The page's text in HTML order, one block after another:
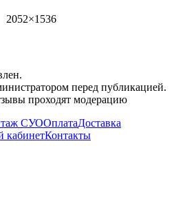
2052×1536
перед публикацией.
проходят модерацию
СУООплатаДоставка
кабинетКонтакты